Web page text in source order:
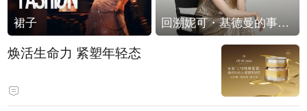
裙子 回溯妮可・基德曼的事业轨迹
焕活生命力 紧塑年轻态